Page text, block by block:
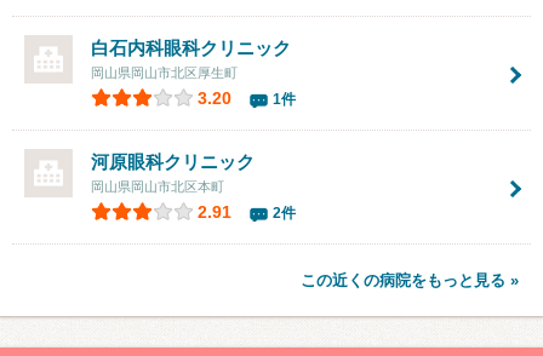
白石内科眼科クリニック
岡山県岡山市北区厚生町
3.20 1件
河原眼科クリニック
岡山県岡山市北区本町
2.91 2件
この近くの病院をもっと見る »